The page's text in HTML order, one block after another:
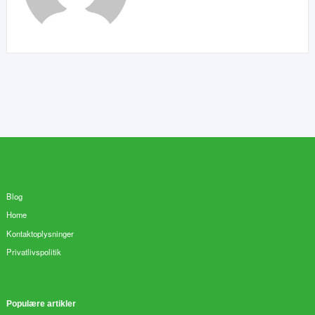
Blog
Home
Kontaktoplysninger
Privatlivspolitik
Populære artikler